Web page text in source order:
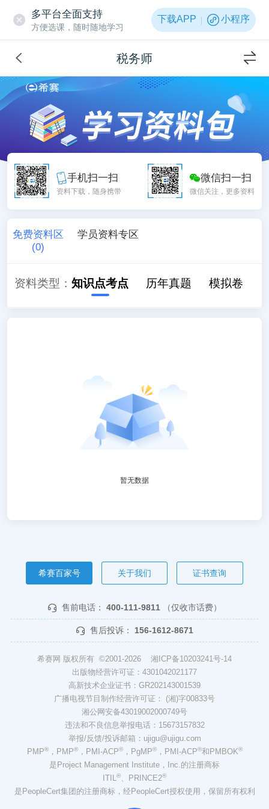
多平台全面支持
方便选课，随时随地学习
下载APP 小程序
税务师
手机扫一扫
资料下载，随身携带
微信扫一扫
微信关注，更多资料
免费资料区
(0)
学员资料专区
资料类型：
思维导图 知识点考点 历年真题 模拟卷
暂无数据
希赛百家号 关于我们 证书查询
售前电话： 400-111-9811 （仅收市话费）
售后投诉： 156-1612-8671
希赛网 版权所有 ©2001-2026 湘ICP备10203241号-14
出版物经营许可证：4301042021177
高新技术企业证书：GR202143001539
广播电视节目制作经营许可证： (湘)字00833号
湘公网安备43019002000749号
违法和不良信息举报电话：15673157832
举报/反馈/投诉邮箱：ujigu@ujigu.com
PMP®，PMP®，PMI-ACP®，PgMP®，PMI-ACP®和PMBOK®
是Project Management Institute，Inc.的注册商标
ITIL®、PRINCE2®
是PeopleCert集团的注册商标，经PeopleCert授权使用，保留所有权利